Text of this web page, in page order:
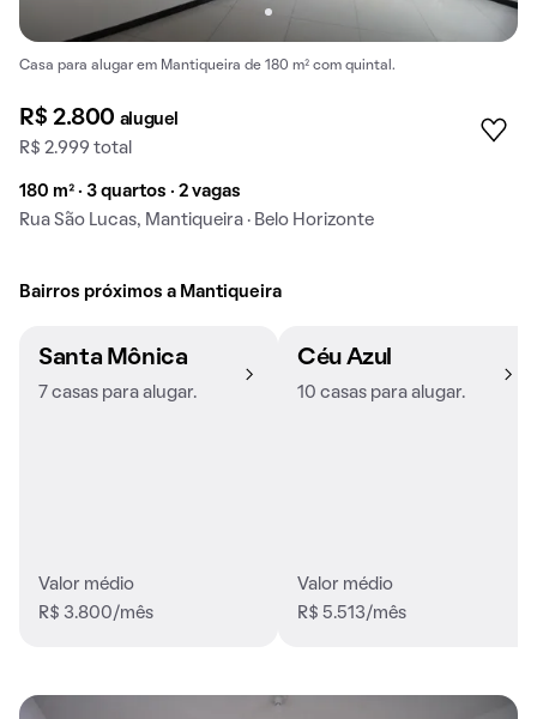
Casa para alugar em Mantiqueira de 180 m² com quintal.
R$ 2.800 aluguel
R$ 2.999 total
180 m² · 3 quartos · 2 vagas
Rua São Lucas, Mantiqueira · Belo Horizonte
Bairros próximos a Mantiqueira
Santa Mônica
7 casas para alugar.
Valor médio
R$ 3.800/mês
Céu Azul
10 casas para alugar.
Valor médio
R$ 5.513/mês